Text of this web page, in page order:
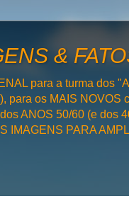
&
para a turma dos
para os MAIS
ANOS 50/60 (e dos
IMAGENS PARA